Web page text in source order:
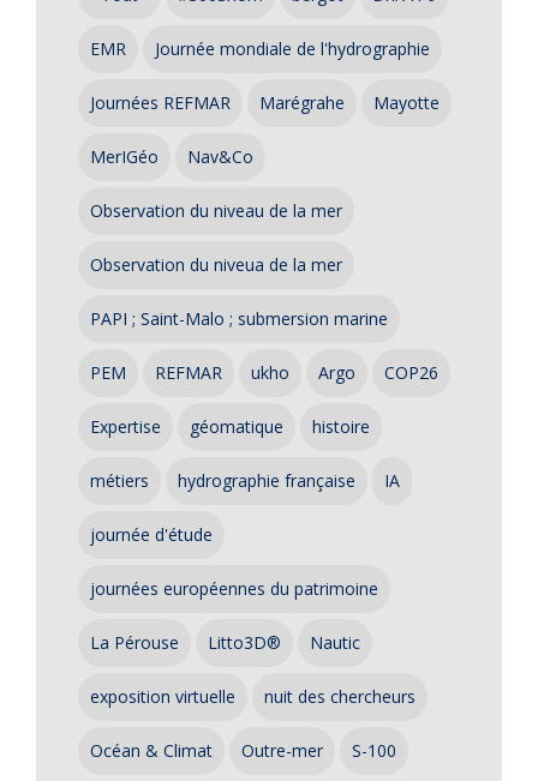
EMR Journée mondiale de l'hydrographie
Journées REFMAR Marégrahe Mayotte
MerIGéo Nav&Co
Observation du niveau de la mer
Observation du niveua de la mer
PAPI ; Saint-Malo ; submersion marine
PEM REFMAR ukho Argo COP26
Expertise géomatique histoire
métiers hydrographie française IA
journée d'étude
journées européennes du patrimoine
La Pérouse Litto3D® Nautic
exposition virtuelle nuit des chercheurs
Océan & Climat Outre-mer S-100